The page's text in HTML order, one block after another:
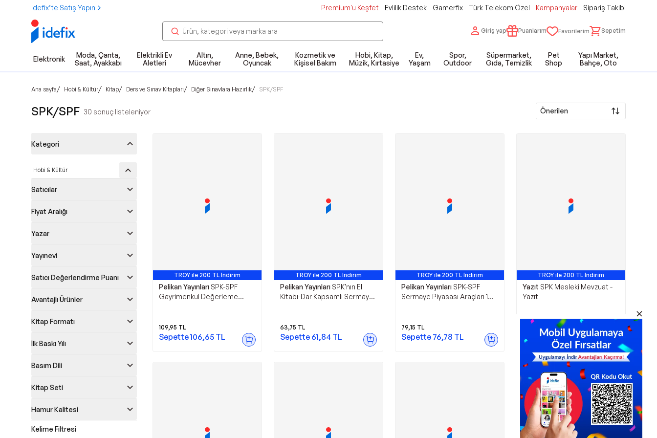
idefix’te Satış Yapın Premium'u Keşfet Evlilik Destek Gamerfix Türk Telekom Özel Kampanyalar Sipariş Takibi
Giriş yap Puanlarım Favorilerim Sepetim
Elektronik
Moda, Çanta,
Saat, Ayakkabı
Elektrikli Ev
Aletleri
Altın,
Mücevher
Anne, Bebek,
Oyuncak
Kozmetik ve
Kişisel Bakım
Hobi, Kitap,
Müzik, Kırtasiye
Ev,
Yaşam
Spor,
Outdoor
Süpermarket,
Gıda, Temizlik
Pet
Shop
Yapı Market,
Bahçe, Oto
Ana sayfa/ Hobi & Kültür/ Kitap/ Ders ve Sınav Kitapları/ Diğer Sınavlara Hazırlık/ SPK/SPF
SPK/SPF 30 sonuç listeleniyor Önerilen
Kategori
Hobi & Kültür
Satıcılar
Fiyat Aralığı
Yazar
Yayınevi
Satıcı Değerlendirme Puanı
Avantajlı Ürünler
Kitap Formatı
İlk Baskı Yılı
Basım Dili
Kitap Seti
Hamur Kalitesi
Kelime Filtresi
TROY ile 200 TL İndirim
Pelikan Yayınları SPK-SPF
Gayrimenkul Değerleme
109,95 TL
Sepette106,65 TL
TROY ile 200 TL İndirim
Pelikan Yayınları SPK'nın El
Kitabı-Dar Kapsamlı Sermaye
63,75 TL
Sepette 61,84 TL
TROY ile 200 TL İndirim
Pelikan Yayınları SPK-SPF
Sermaye Piyasası Araçları 1
79,15 TL
Sepette 76,78 TL
TROY ile 200 TL İndirim
Yazıt SPK Mesleki Mevzuat -
Yazıt
235,02TL%3
227,26TL
Sepette215,90TL